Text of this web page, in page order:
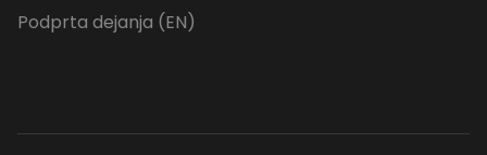
Podprta dejanja (EN)